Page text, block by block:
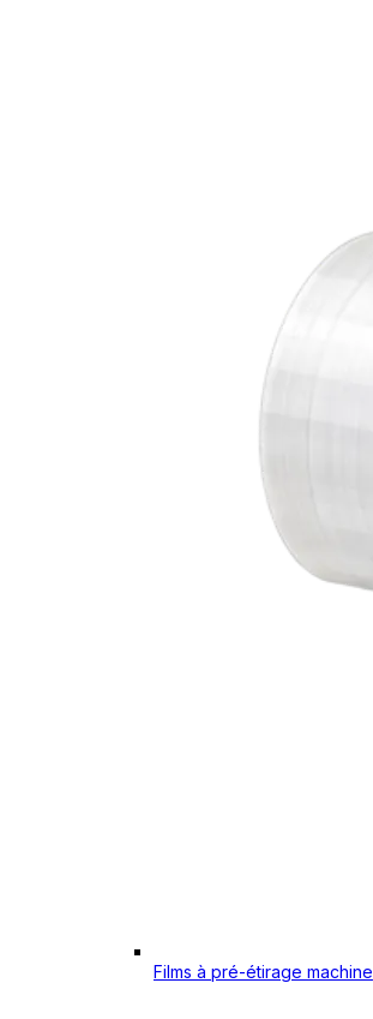
Films à pré-étirage machine